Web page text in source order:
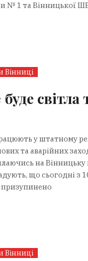
№ 1 та Вінницької
Вінниці
світла
у штатному
та аварійних
на Вінницьку
що сьогодні з
призупинено
Вінниці